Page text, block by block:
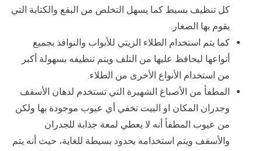
كل تنظيف بسيط كما يسهل التخلص من البقع والكتابة التي
يقوم بها الصغار.
كما يتم استخدام الطلاء الزيتي للأبواب والنوافذ بجميع
أنواعها ليحافظ عليها من التلف ويتم تنظيفه بسهولة أكبر
من استخدام الأنواع الأخرى من الطلاء.
المطفأ من الأصباغ الشهيرة التي تستخدم لدهان الأسقف
وجدران المكان او البيت تخفي أي عيوب موجودة بها ولكن
من عيوب المطفأ أنه لا يعطي لمعة جذابة للجدران
والأسقف ويتم استخدامه بحدود بسيطة للغاية، حيث أنه يتم